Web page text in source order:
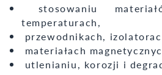
stosowaniu
temperaturach,
przewodnikach,
materiałach
utlenianiu, korozji i